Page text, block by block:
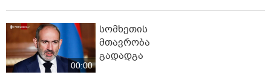
00:00
სომხეთის
მთავრობა
გადადგა